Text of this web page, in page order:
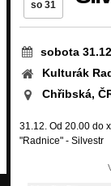
so 31
sobota
Kulturák
Chřibská,
31.12. Od 20.00 do
"Radnice" - Silvestr